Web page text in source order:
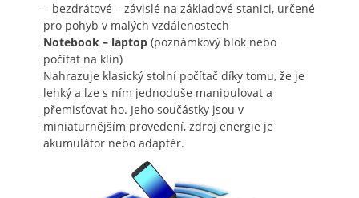
– bezdrátové – závislé na základové stanici, určené
pro pohyb v malých vzdálenostech
Notebook – laptop (poznámkový blok nebo
počítat na klín)
Nahrazuje klasický stolní počítač díky tomu, že je
lehký a lze s ním jednoduše manipulovat a
přemisťovat ho. Jeho součástky jsou v
miniaturnějším provedení, zdroj energie je
akumulátor nebo adaptér.